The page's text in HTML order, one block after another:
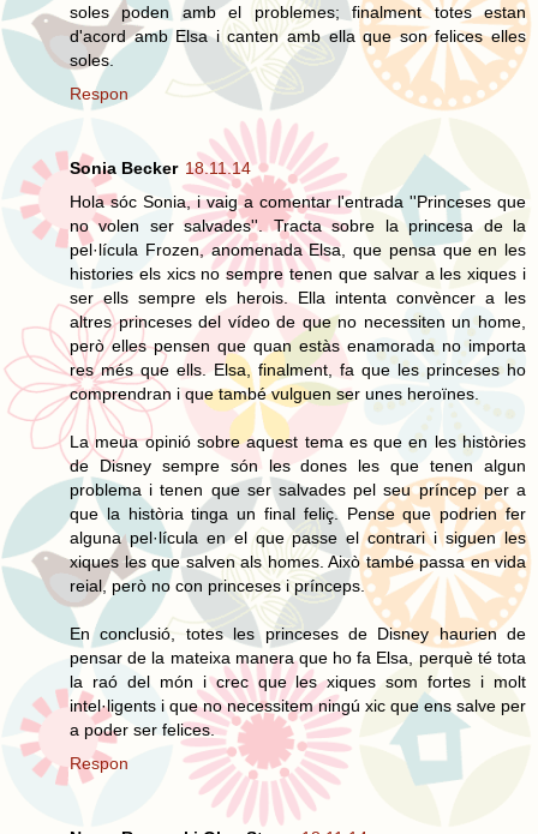
soles poden amb el problemes; finalment totes estan
d'acord amb Elsa i canten amb ella que son felices elles
soles.
Respon
Sonia Becker 18.11.14
Hola sóc Sonia, i vaig a comentar l'entrada ''Princeses que
no volen ser salvades''. Tracta sobre la princesa de la
pel·lícula Frozen, anomenada Elsa, que pensa que en les
histories els xics no sempre tenen que salvar a les xiques i
ser ells sempre els herois. Ella intenta convèncer a les
altres princeses del vídeo de que no necessiten un home,
però elles pensen que quan estàs enamorada no importa
res més que ells. Elsa, finalment, fa que les princeses ho
comprendran i que també vulguen ser unes heroïnes.
La meua opinió sobre aquest tema es que en les històries
de Disney sempre són les dones les que tenen algun
problema i tenen que ser salvades pel seu príncep per a
que la història tinga un final feliç. Pense que podrien fer
alguna pel·lícula en el que passe el contrari i siguen les
xiques les que salven als homes. Això també passa en vida
reial, però no con princeses i prínceps.
En conclusió, totes les princeses de Disney haurien de
pensar de la mateixa manera que ho fa Elsa, perquè té tota
la raó del món i crec que les xiques som fortes i molt
intel·ligents i que no necessitem ningú xic que ens salve per
a poder ser felices.
Respon